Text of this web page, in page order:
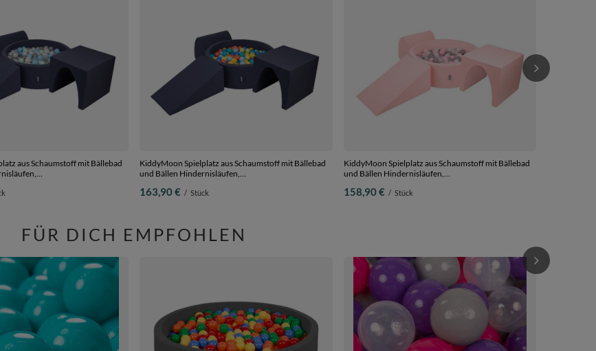
aus Schaumstoff mit Bällebad
+ Version 2
KiddyMoon Spielplatz aus Schaumstoff mit Bällebad
und Bällen Hindernisläufen,
Bällebad (300 Bälle) + Version 2
163,90 € / Stück
KiddyMoon Spielplatz aus Schaumstoff mit Bällebad
und Bällen Hindernisläufen,
(200 Bälle) + Version 2
158,90 € / Stück
FÜR DICH EMPFOHLEN
KiddyMoon